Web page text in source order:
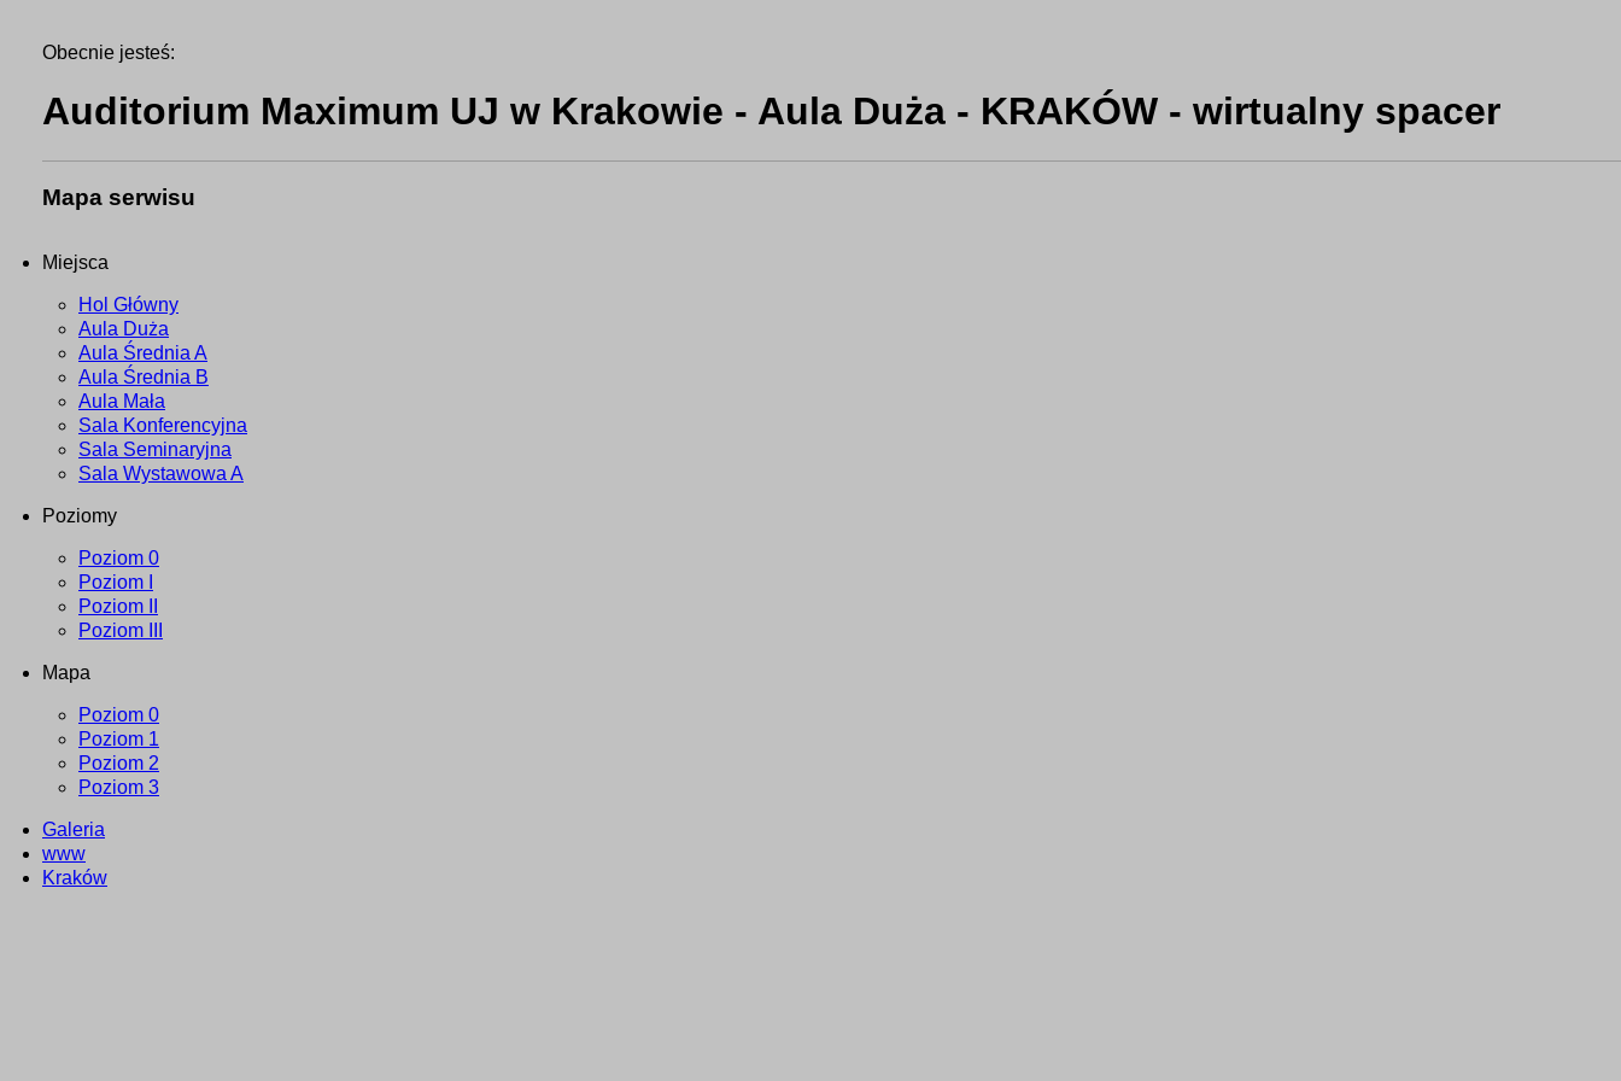
Obecnie jesteś:
Auditorium Maximum UJ w Krakowie - Aula Duża - KRAKÓW - wirtualny spacer
Mapa serwisu
Miejsca
Hol Główny
Aula Duża
Aula Średnia A
Aula Średnia B
Aula Mała
Sala Konferencyjna
Sala Seminaryjna
Sala Wystawowa A
Poziomy
Poziom 0
Poziom I
Poziom II
Poziom III
Mapa
Poziom 0
Poziom 1
Poziom 2
Poziom 3
Galeria
www
Kraków